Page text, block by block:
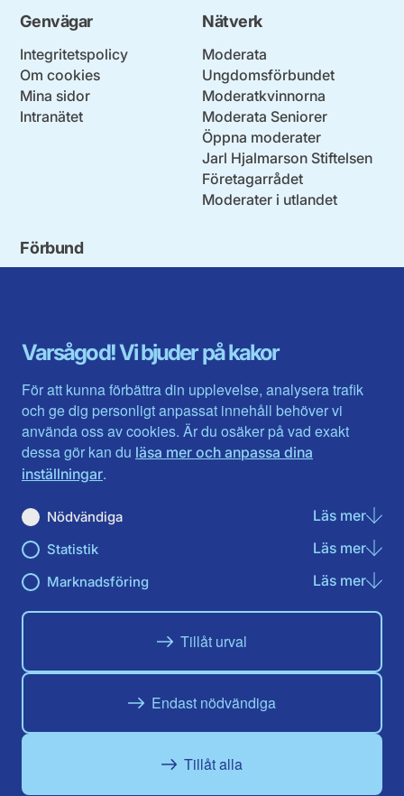
Varsågod! Vi bjuder på kakor
För att kunna förbättra din upplevelse, analysera trafik
och ge dig personligt anpassat innehåll behöver vi
använda oss av cookies. Är du osäker på vad exakt
dessa gör kan du läsa mer och anpassa dina
inställningar.
Nödvändiga Läs merom
Statistik Läs merom
Marknadsföring Läs merom
Tillåt urval
Endast nödvändiga
Tillåt alla
Genvägar
Integritetspolicy
Om cookies
Mina sidor
Intranätet
Nätverk
Moderata
Ungdomsförbundet
Moderatkvinnorna
Moderata Seniorer
Öppna moderater
Jarl Hjalmarson Stiftelsen
Företagarrådet
Moderater i utlandet
Förbund
Gävleborg
Halland
Jämtlands län
Jönköpings län
Kalmar län
Kronobergs län
Norrbotten
Skåne län
Värmlands län
Västerbotten
Västra Götaland
Västernorrland
Västmanland
Örebro län
Östergötland
Du hittar oss här på sociala medier
Facebook
Instagram